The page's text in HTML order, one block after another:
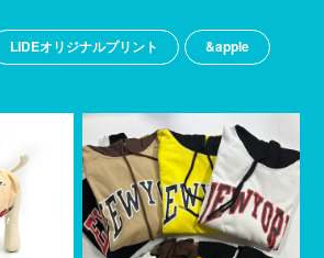
LIDEオリジナルプリント &apple